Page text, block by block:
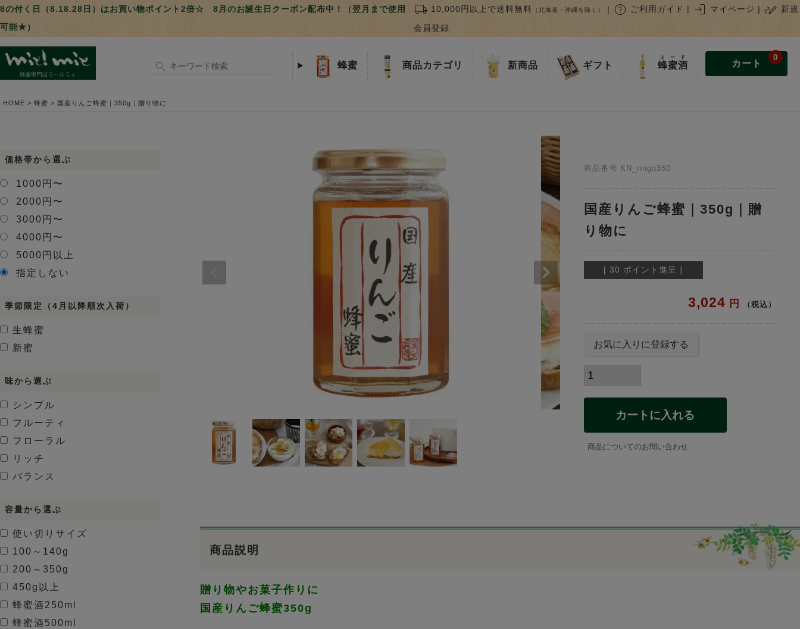
8の付く日（8.18.28日）はお買い物ポイント2倍☆ 8月のお誕生日クーポン配布中！（翌月まで使用
可能★）
local_shipping 10,000円以上で送料無料 （北海道・沖縄を除く） | help ご利用ガイド | login マイページ | stylus_note 新規
会員登録
蜂蜜 商品カテゴリ 新商品 ギフト 蜂蜜酒
ミード
カート
0
HOME 蜂蜜 国産りんご蜂蜜｜350g｜贈り物に
商品番号 KN_ringo350
国産りんご蜂蜜｜350g｜贈
り物に
[ 30 ポイント進呈 ]
3,024 税込
お気に入りに登録する
カートに入れる
商品についてのお問い合わせ
商品説明
贈り物やお菓子作りに
国産りんご蜂蜜350g
価格帯から選ぶ
1000円〜
2000円〜
3000円〜
4000円〜
5000円以上
指定しない
季節限定（4月以降順次入荷）
生蜂蜜
新蜜
味から選ぶ
シンプル
フルーティ
フローラル
リッチ
バランス
容量から選ぶ
使い切りサイズ
100～140g
200～350g
450g以上
蜂蜜酒250ml
蜂蜜酒500ml